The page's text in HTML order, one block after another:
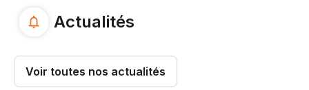
Actualités
Voir toutes nos actualités